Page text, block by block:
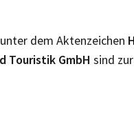
unter dem Aktenzeichen
Touristik GmbH sind